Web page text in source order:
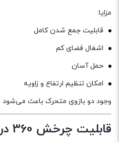
مزایا:
قابلیت جمع شدن کامل
اشغال فضای کم
حمل آسان
امکان تنظیم ارتفاع و زاویه
وجود دو بازوی متحرک باعث می‌شود
قابلیت چرخش 360 درجه